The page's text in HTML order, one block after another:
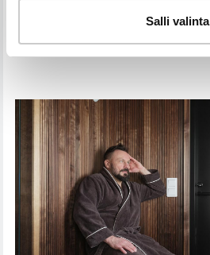
Salli valinta